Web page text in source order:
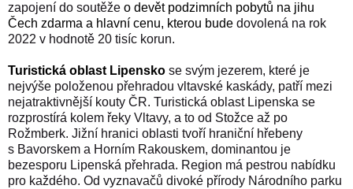
zapojení do soutěže o devět podzimních pobytů na jihu
Čech zdarma a hlavní cenu, kterou bude dovolená na rok
2022 v hodnotě 20 tisíc korun.
Turistická oblast Lipensko se svým jezerem, které je
nejvýše položenou přehradou vltavské kaskády, patří mezi
nejatraktivnější kouty ČR. Turistická oblast Lipenska se
rozprostírá kolem řeky Vltavy, a to od Stožce až po
Rožmberk. Jižní hranici oblasti tvoří hraniční hřebeny
s Bavorskem a Horním Rakouskem, dominantou je
bezesporu Lipenská přehrada. Region má pestrou nabídku
pro každého. Od vyznavačů divoké přírody Národního parku